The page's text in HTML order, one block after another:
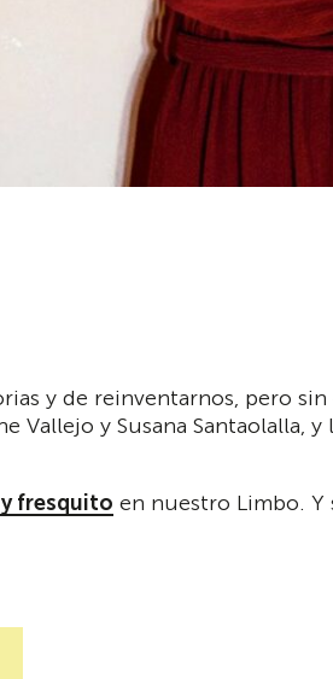
y de reinventarnos, pero
Vallejo y Susana Santaolalla,
fresquito en nuestro Limbo. Y